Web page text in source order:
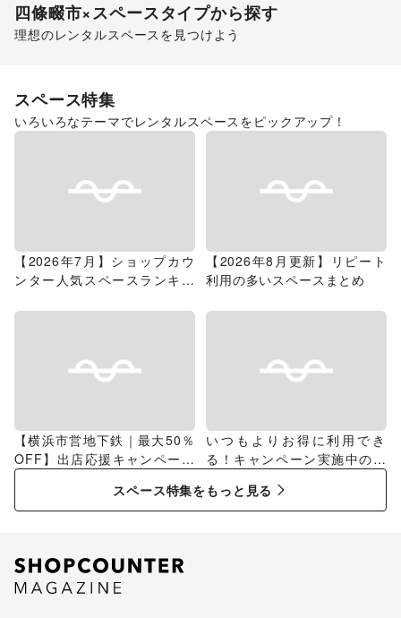
四條畷市×スペースタイプから探す
理想のレンタルスペースを見つけよう
スペース特集
いろいろなテーマでレンタルスペースをピックアップ！
【2026年7月】ショップカウ
ンター人気スペースランキン
【2026年8月更新】リピート
利用の多いスペースまとめ
【横浜市営地下鉄｜最大50％
OFF】出店応援キャンペーン
特集
いつもよりお得に利用でき
る！キャンペーン実施中のス
スペース特集をもっと見る